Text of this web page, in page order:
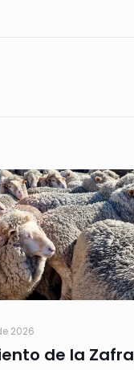
2026
de la Zafra